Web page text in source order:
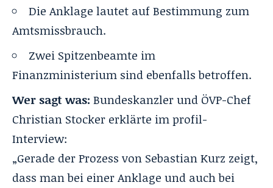
Die Anklage lautet auf Bestimmung zum
Amtsmissbrauch.
Zwei Spitzenbeamte im
Finanzministerium sind ebenfalls betroffen.
Wer sagt was: Bundeskanzler und ÖVP-Chef
Christian Stocker erklärte im profil-
Interview:
„Gerade der Prozess von Sebastian Kurz zeigt,
dass man bei einer Anklage und auch bei